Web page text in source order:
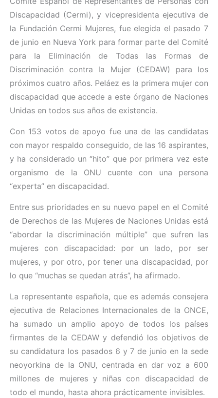
Discapacidad (Cermi), y vicepresidenta ejecutiva de
la Fundación Cermi Mujeres, fue elegida el pasado 7
de junio en Nueva York para formar parte del Comité
para la Eliminación de Todas las Formas de
Discriminación contra la Mujer (CEDAW) para los
próximos cuatro años. Peláez es la primera mujer con
discapacidad que accede a este órgano de Naciones
Unidas en todos sus años de existencia.
Con 153 votos de apoyo fue una de las candidatas
con mayor respaldo conseguido, de las 16 aspirantes,
y ha considerado un “hito” que por primera vez este
organismo de la ONU cuente con una persona
“experta” en discapacidad.
Entre sus prioridades en su nuevo papel en el Comité
de Derechos de las Mujeres de Naciones Unidas está
“abordar la discriminación múltiple” que sufren las
mujeres con discapacidad: por un lado, por ser
mujeres, y por otro, por tener una discapacidad, por
lo que “muchas se quedan atrás”, ha afirmado.
La representante española, que es además consejera
ejecutiva de Relaciones Internacionales de la ONCE,
ha sumado un amplio apoyo de todos los países
firmantes de la CEDAW y defendió los objetivos de
su candidatura los pasados 6 y 7 de junio en la sede
neoyorkina de la ONU, centrada en dar voz a 600
millones de mujeres y niñas con discapacidad de
todo el mundo, hasta ahora prácticamente invisibles.